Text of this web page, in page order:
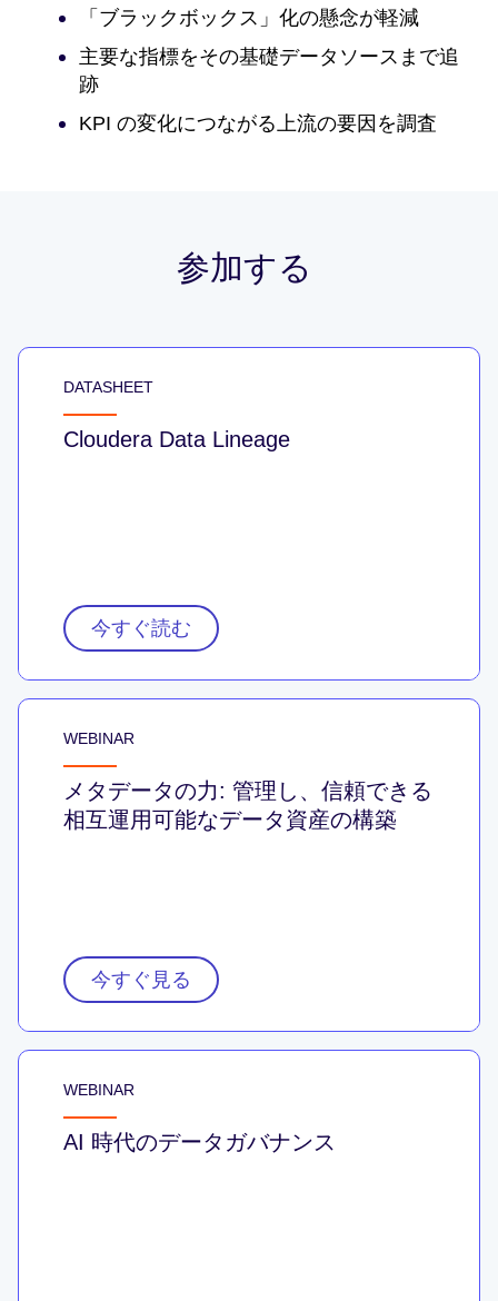
「ブラックボックス」化の懸念が軽減
主要な指標をその基礎データソースまで追
跡
KPI の変化につながる上流の要因を調査
参加する
DATASHEET
Cloudera Data Lineage
今すぐ読む
WEBINAR
メタデータの力: 管理し、信頼できる
相互運用可能なデータ資産の構築
今すぐ見る
WEBINAR
AI 時代のデータガバナンス